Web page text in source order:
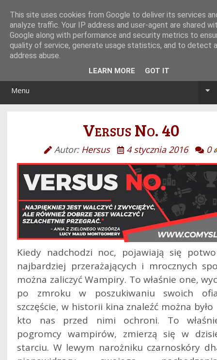
Menu
Versus No. 40
Autor: Hersus 4 stycznia 2016 0
Kiedy nadchodzi noc, pojawiają się
najbardziej przerażających i mrocznych
można zaliczyć Wampiry. To właśnie one,
po zmroku w poszukiwaniu swoich
szczęście, w historii kina znaleźć można było
kto nas przed nimi ochroni. To
pogromcy wampirów, zmierzą się w
starciu. W lewym narożniku czarnoskóry
This site uses cookies from Google to deliver its services
analyze traffic. Your IP address and user-agent are shared
Google along with performance and security metrics to
quality of service, generate usage statistics, and to detect
address abuse.
LEARN MORE GOT IT